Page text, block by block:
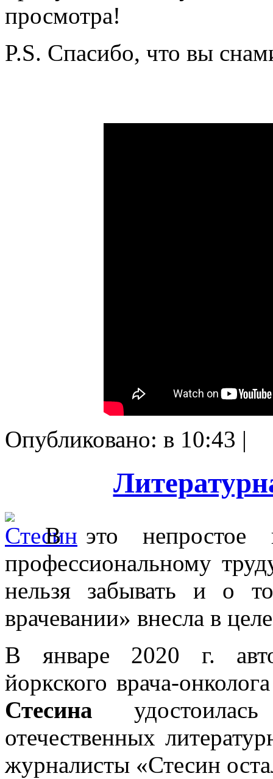
просмотра!
P.S. Спасибо, что вы
Опубликовано: в 10:43 |
В это непростое
профессиональному
нельзя забывать и о
врачевании» внесла в
В январе 2020 г.
йоркского врача-
Стесина
отечественных
журналисты «Стесин